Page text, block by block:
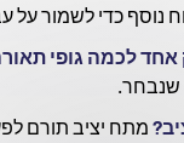
נוסף כדי לשמור על
לכמה גופי
שנבחר.
מתח יציב תורם